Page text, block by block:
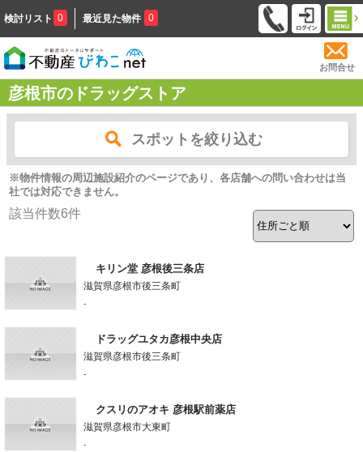
検討リスト 0 最近見た物件 0
お問合せ
彦根市のドラッグストア
スポットを絞り込む
※物件情報の周辺施設紹介のページであり、各店舗への問い合わせは当
社では対応できません。
該当件数6件
キリン堂 彦根後三条店
滋賀県彦根市後三条町
-
ドラッグユタカ彦根中央店
滋賀県彦根市後三条町
-
クスリのアオキ 彦根駅前薬店
滋賀県彦根市大東町
-